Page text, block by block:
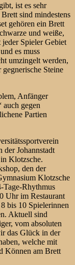
ist es sehr
sind mindestens
gehören ein Brett
und weiße,
Spieler Gebiet
es muss
umzingelt werden,
Steine
Anfänger
auch gegen
Partien
der Johannstadt
Klotzsche.
den der
Klotzsche
Tage-Rhythmus
Uhr im Restaurant
bis 10 Spielerinnen
Aktuell sind
vom absoluten
das Glück in der
welche mit
Können am Brett